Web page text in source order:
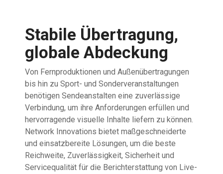
Stabile Übertragung,
globale Abdeckung
Von Fernproduktionen und Außenübertragungen
bis hin zu Sport- und Sonderveranstaltungen
benötigen Sendeanstalten eine zuverlässige
Verbindung, um ihre Anforderungen erfüllen und
hervorragende visuelle Inhalte liefern zu können.
Network Innovations bietet maßgeschneiderte
und einsatzbereite Lösungen, um die beste
Reichweite, Zuverlässigkeit, Sicherheit und
Servicequalität für die Berichterstattung von Live-